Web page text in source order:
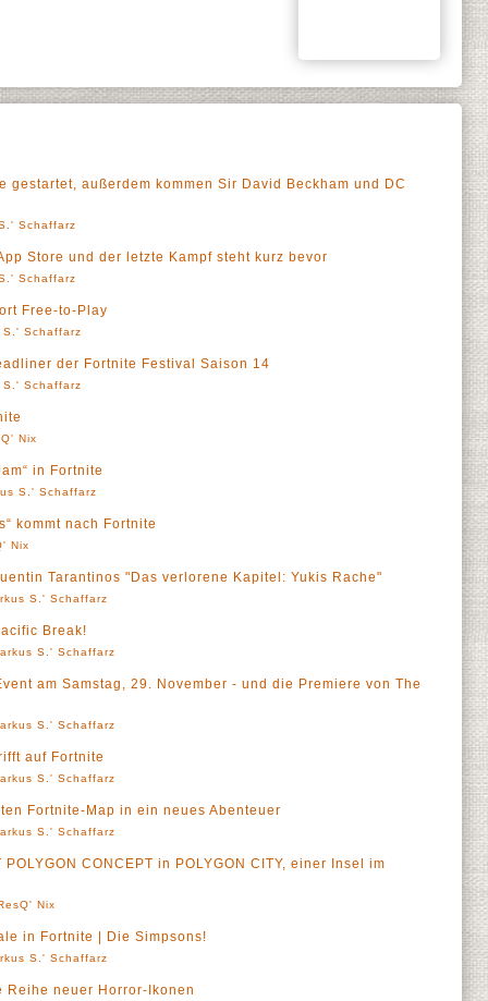
gestartet, außerdem kommen Sir David Beckham und DC
Schaffarz
Store und der letzte Kampf steht kurz bevor
Schaffarz
Free-to-Play
S.' Schaffarz
der Fortnite Festival Saison 14
S.' Schaffarz
Nix
in Fortnite
S.' Schaffarz
kommt nach Fortnite
Nix
Tarantinos "Das verlorene Kapitel: Yukis Rache"
S.' Schaffarz
Break!
S.' Schaffarz
am Samstag, 29. November - und die Premiere von The
S.' Schaffarz
auf Fortnite
S.' Schaffarz
Fortnite-Map in ein neues Abenteuer
S.' Schaffarz
CONCEPT in POLYGON CITY, einer Insel im
Nix
in Fortnite | Die Simpsons!
S.' Schaffarz
Reihe neuer Horror-Ikonen